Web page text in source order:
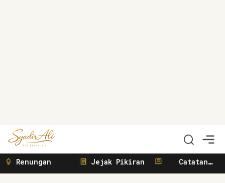
Syadir Ali
Menulis, Berbisnis, Meliput, Menggerakkan
Renungan Jejak Pikiran
Catatan